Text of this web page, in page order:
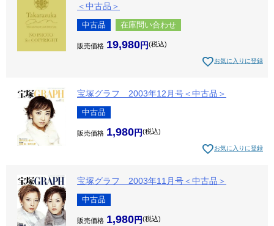
＜中古品＞
中古品 在庫問い合わせ
販売価格 19,980 税込
お気に入りに登録
宝塚グラフ 2003年12月号＜中古品＞
中古品
販売価格 1,980 税込
お気に入りに登録
宝塚グラフ 2003年11月号＜中古品＞
中古品
販売価格 1,980 税込